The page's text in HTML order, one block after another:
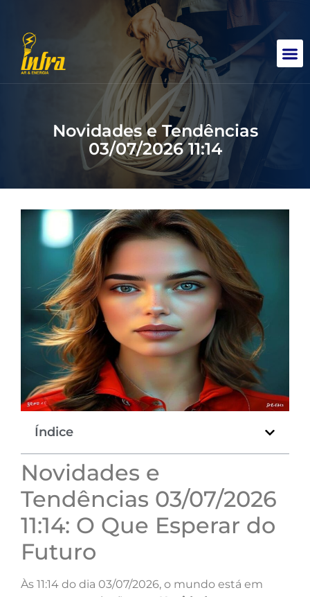
(31) 9 9188-4961
Novidades e Tendências
03/07/2026 11:14
Índice
Novidades e
Tendências 03/07/2026
11:14: O Que Esperar do
Futuro
Às 11:14 do dia 03/07/2026, o mundo está em